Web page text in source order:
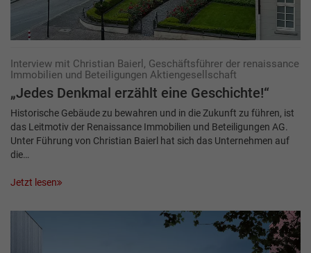
Interview mit Christian Baierl, Geschäftsführer der renaissance
Immobilien und Beteiligungen Aktiengesellschaft
„Jedes Denkmal erzählt eine Geschichte!“
Historische Gebäude zu bewahren und in die Zukunft zu führen, ist
das Leitmotiv der Renaissance Immobilien und Beteiligungen AG.
Unter Führung von Christian Baierl hat sich das Unternehmen auf
die…
Jetzt lesen